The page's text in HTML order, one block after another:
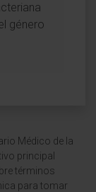
género
Médico de la
principal
términos
para tomar